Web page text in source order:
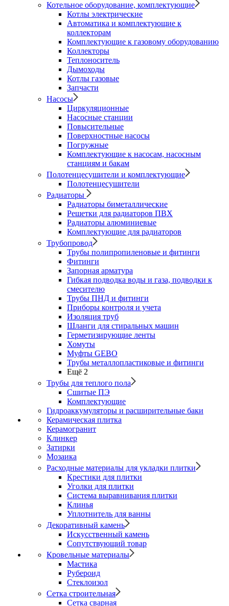
Котельное оборудование, комплектующие
Котлы электрические
Автоматика и комплектующие к
коллекторам
Комплектующие к газовому оборудованию
Коллекторы
Теплоноситель
Дымоходы
Котлы газовые
Запчасти
Насосы
Циркуляционные
Насосные станции
Повысительные
Поверхностные насосы
Погружные
Комплектующие к насосам, насосным
станциям и бакам
Полотенцесушители и комплектующие
Полотенцесушители
Радиаторы
Радиаторы биметаллические
Решетки для радиаторов ПВХ
Радиаторы алюминиевые
Комплектующие для радиаторов
Трубопровод
Трубы полипропиленовые и фитинги
Фитинги
Запорная арматура
Гибкая подводка воды и газа, подводки к
смесителю
Трубы ПНД и фитинги
Приборы контроля и учета
Изоляция труб
Шланги для стиральных машин
Герметизирующие ленты
Хомуты
Муфты GEBO
Трубы металлопластиковые и фитинги
Ещё 2
Трубы для теплого пола
Сшитые ПЭ
Комплектующие
Гидроаккумуляторы и расширительные баки
Керамическая плитка
Керамогранит
Клинкер
Затирки
Мозаика
Расходные материалы для укладки плитки
Крестики для плитки
Уголки для плитки
Система выравнивания плитки
Клинья
Уплотнитель для ванны
Декоративный камень
Искусственный камень
Сопутствующий товар
Кровельные материалы
Мастика
Рубероид
Стеклоизол
Сетка строительная
Сетка сварная